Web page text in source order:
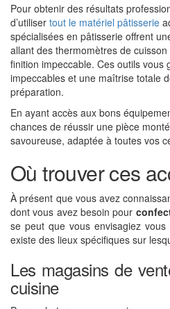
Pour obtenir des résultats
d’utiliser tout le matériel pâtisserie
spécialisées en pâtisserie offrent
allant des thermomètres de
finition impeccable. Ces outils vous
impeccables et une maîtrise totale
préparation.
En ayant accès aux bons
chances de réussir une pièce
savoureuse, adaptée à toutes vos
Où trouver ces
À présent que vous avez
dont vous avez besoin pour
se peut que vous envisagiez
existe des lieux spécifiques sur
Les magasins de
cuisine